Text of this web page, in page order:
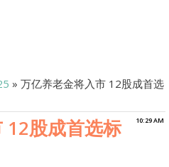
» 万亿养老金将入市 12股成首选
10:29 AM
12股成首选标